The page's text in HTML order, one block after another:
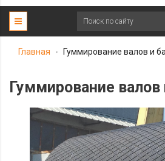
Главная > Гуммирование валов и
Гуммирование валов